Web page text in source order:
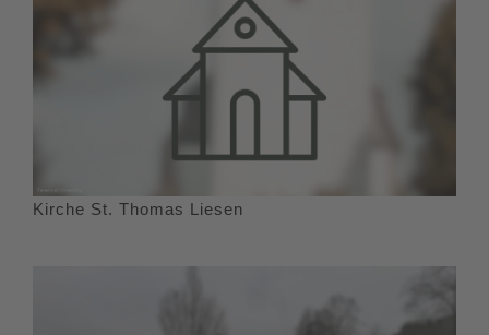
Kirche St. Thomas Liesen